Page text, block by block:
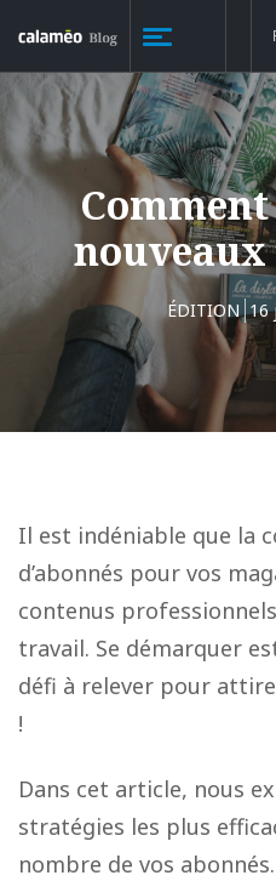
nouveaux
ÉDITION 16
Il est indéniable que la
d’abonnés pour vos
contenus
travail. Se démarquer
défi à relever pour
!
Dans cet article, nous
stratégies les plus
nombre de vos